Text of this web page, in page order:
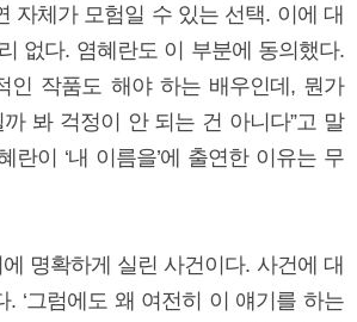
자체가 모험일 수 있는 선택. 이에 대
없다. 염혜란도 이 부분에 동의했다.
인 작품도 해야 하는 배우인데, 뭔가
봐 걱정이 안 되는 건 아니다”고 말
란이 ‘내 이름을’에 출연한 이유는 무
에 명확하게 실린 사건이다. 사건에 대
. ‘그럼에도 왜 여전히 이 얘기를 하는